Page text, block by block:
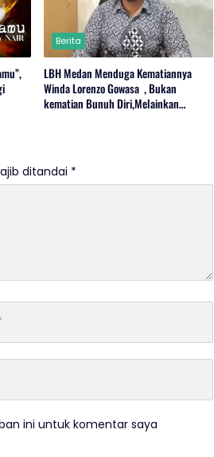
Berita
LBH Medan Menduga Kematiannya
Winda Lorenzo Gowasa , Bukan
kematian Bunuh Diri,Melainkan
ditandai *
ini untuk komentar saya